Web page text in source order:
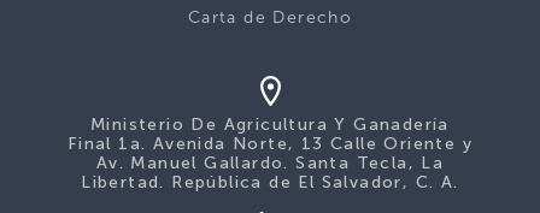
Carta de Derecho
Ministerio De Agricultura Y Ganadería
Final 1a. Avenida Norte, 13 Calle Oriente y
Av. Manuel Gallardo. Santa Tecla, La
Libertad. República de El Salvador, C. A.